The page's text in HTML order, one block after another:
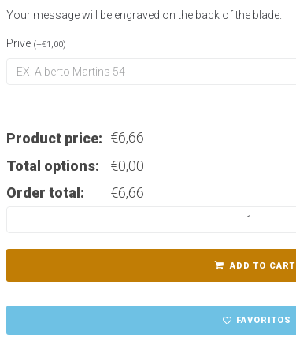
Your message will be engraved on the back of the blade.
Prive (+€1,00)
Product price: €6,66
Total options:
€0,00
Order total:
€6,66
ADD TO CART
FAVORITOS